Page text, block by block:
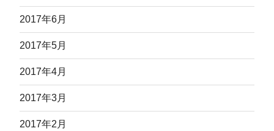
2017年6月
2017年5月
2017年4月
2017年3月
2017年2月